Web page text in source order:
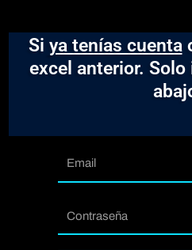
Si ya tenías cuenta
excel anterior.
Email